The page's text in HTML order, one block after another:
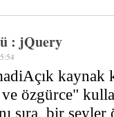
: jQuery
Açık kaynak
özgürce"
sıra, bir